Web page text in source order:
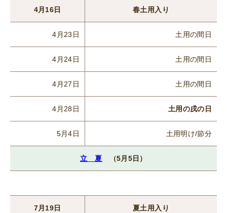
4月16日 春土用入り
4月23日 土用の間日
4月24日 土用の間日
4月27日 土用の間日
4月28日 土用の戌の日
5月4日 土用明け/節分
立 夏 （5月5日）
7月19日 夏土用入り